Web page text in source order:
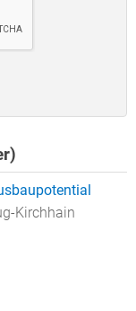
Kirchhain